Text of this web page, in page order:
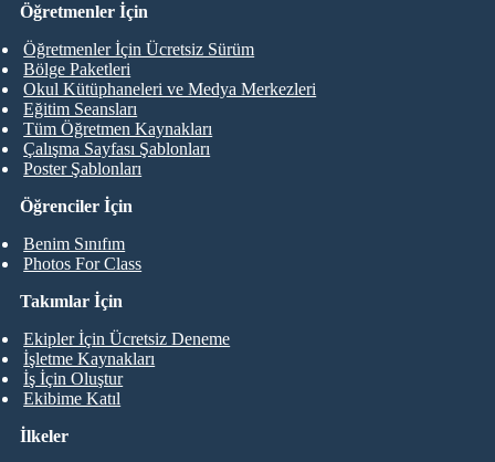
Öğrenciler İçin
Benim Sınıfım
Photos For Class
Öğretmenler İçin
Öğretmenler İçin Ücretsiz Sürüm
Bölge Paketleri
Okul Kütüphaneleri ve Medya Merkezleri
Eğitim Seansları
Tüm Öğretmen Kaynakları
Çalışma Sayfası Şablonları
Poster Şablonları
Takımlar İçin
Ekipler İçin Ücretsiz Deneme
İşletme Kaynakları
İş İçin Oluştur
Ekibime Katıl
İlkeler